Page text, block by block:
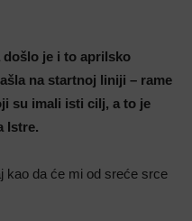
došlo je i to aprilsko
na startnoj liniji – rame
su imali isti cilj, a to je
Istre.
kao da će mi od sreće srce